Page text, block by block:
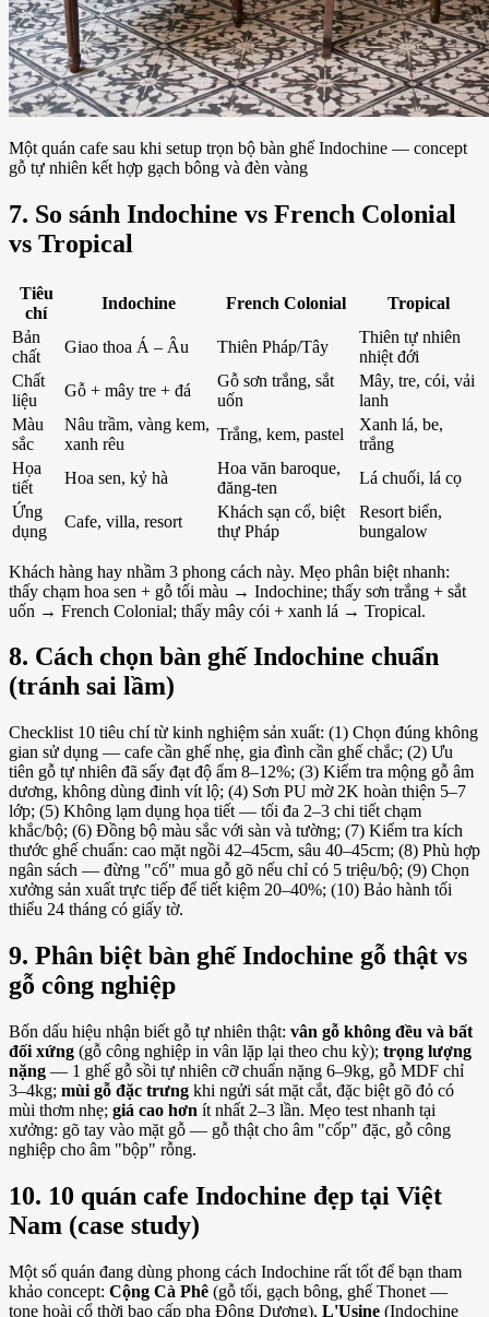
Một quán cafe sau khi setup trọn bộ bàn ghế Indochine — concept
gỗ tự nhiên kết hợp gạch bông và đèn vàng
7. So sánh Indochine vs French Colonial
vs Tropical
Tiêu
chí
Indochine French Colonial
Tropical
Bản
chất
Giao thoa Á – Âu Thiên Pháp/Tây
Thiên tự nhiên
nhiệt đới
Chất
liệu
Gỗ + mây tre + đá
Gỗ sơn trắng, sắt
uốn
Mây, tre, cói, vải
lanh
Màu
sắc
Nâu trầm, vàng kem,
xanh rêu
Trắng, kem, pastel
Xanh lá, be,
trắng
Họa
tiết
Hoa sen, kỷ hà
Hoa văn baroque,
đăng-ten
Lá chuối, lá cọ
Ứng
dụng
Cafe, villa, resort
Khách sạn cổ, biệt
thự Pháp
Resort biển,
bungalow
Khách hàng hay nhầm 3 phong cách này. Mẹo phân biệt nhanh:
thấy chạm hoa sen + gỗ tối màu → Indochine; thấy sơn trắng + sắt
uốn → French Colonial; thấy mây cói + xanh lá → Tropical.
8. Cách chọn bàn ghế Indochine chuẩn
(tránh sai lầm)
Checklist 10 tiêu chí từ kinh nghiệm sản xuất: (1) Chọn đúng không
gian sử dụng — cafe cần ghế nhẹ, gia đình cần ghế chắc; (2) Ưu
tiên gỗ tự nhiên đã sấy đạt độ ẩm 8–12%; (3) Kiểm tra mộng gỗ âm
dương, không dùng đinh vít lộ; (4) Sơn PU mờ 2K hoàn thiện 5–7
lớp; (5) Không lạm dụng họa tiết — tối đa 2–3 chi tiết chạm
khắc/bộ; (6) Đồng bộ màu sắc với sàn và tường; (7) Kiểm tra kích
thước ghế chuẩn: cao mặt ngồi 42–45cm, sâu 40–45cm; (8) Phù hợp
ngân sách — đừng "cố" mua gỗ gõ nếu chỉ có 5 triệu/bộ; (9) Chọn
xưởng sản xuất trực tiếp để tiết kiệm 20–40%; (10) Bảo hành tối
thiểu 24 tháng có giấy tờ.
9. Phân biệt bàn ghế Indochine gỗ thật vs
gỗ công nghiệp
Bốn dấu hiệu nhận biết gỗ tự nhiên thật: vân gỗ không đều và bất
đối xứng (gỗ công nghiệp in vân lặp lại theo chu kỳ); trọng lượng
nặng — 1 ghế gỗ sồi tự nhiên cỡ chuẩn nặng 6–9kg, gỗ MDF chỉ
3–4kg; mùi gỗ đặc trưng khi ngửi sát mặt cắt, đặc biệt gõ đỏ có
mùi thơm nhẹ; giá cao hơn ít nhất 2–3 lần. Mẹo test nhanh tại
xưởng: gõ tay vào mặt gỗ — gỗ thật cho âm "cốp" đặc, gỗ công
nghiệp cho âm "bộp" rỗng.
10. 10 quán cafe Indochine đẹp tại Việt
Nam (case study)
Một số quán đang dùng phong cách Indochine rất tốt để bạn tham
khảo concept: Cộng Cà Phê (gỗ tối, gạch bông, ghế Thonet —
tone hoài cổ thời bao cấp pha Đông Dương), L'Usine (Indochine